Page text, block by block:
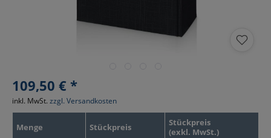
109,50 € *
Menge Stückpreis
Stückpreis
(exkl. MwSt.)
inkl. MwSt. zzgl. Versandkosten